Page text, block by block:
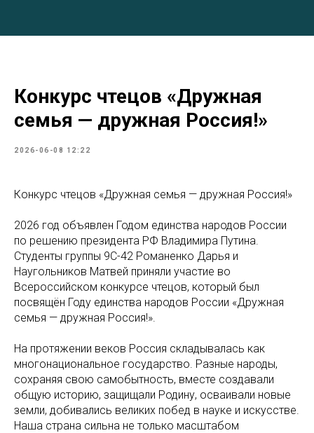
Конкурс чтецов «Дружная
семья — дружная Россия!»
2026-06-08 12:22
Конкурс чтецов «Дружная семья — дружная Россия!»
2026 год объявлен Годом единства народов России
по решению президента РФ Владимира Путина.
Студенты группы 9С-42 Романенко Дарья и
Наугольников Матвей приняли участие во
Всероссийском конкурсе чтецов, который был
посвящён Году единства народов России «Дружная
семья — дружная Россия!».
На протяжении веков Россия складывалась как
многонациональное государство. Разные народы,
сохраняя свою самобытность, вместе создавали
общую историю, защищали Родину, осваивали новые
земли, добивались великих побед в науке и искусстве.
Наша страна сильна не только масштабом